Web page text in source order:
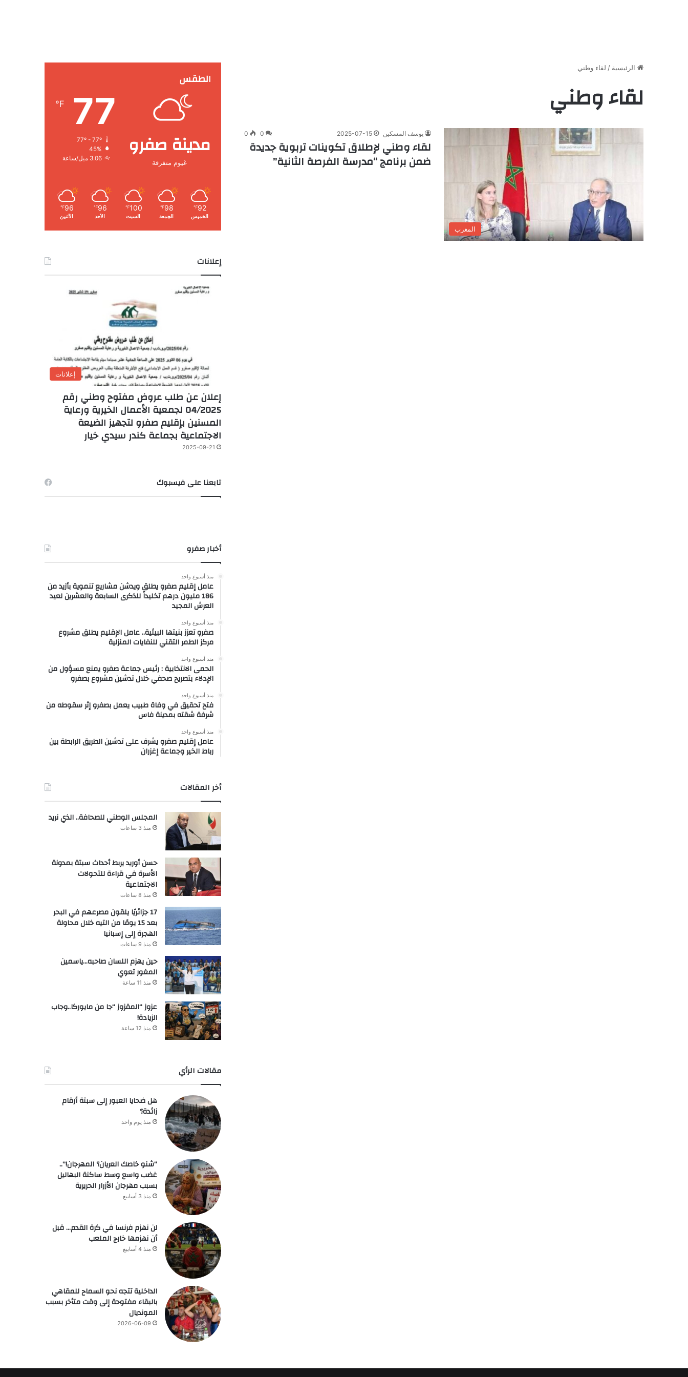
الرئيسية / لقاء وطني
لقاء وطني
المغرب
يوسف المسكين 2025-07-15
0
0
لقاء وطني لإطلاق تكوينات تربوية جديدة
ضمن برنامج “مدرسة الفرصة الثانية”
الطقس
مدينة صفرو
غيوم متفرقة
77
℉
77º - 77º
45%
3.06 ميل/ساعة
92
℉
الخميس
98
℉
الجمعة
100
℉
السبت
96
℉
الأحد
96
℉
الأثنين
إعلانات
إعلانات
إعلان عن طلب عروض مفتوح وطني رقم
04/2025 لجمعية الأعمال الخيرية ورعاية
المسنين بإقليم صفرو لتجهيز الضيعة
الاجتماعية بجماعة كندر سيدي خيار
2025-09-21
تابعنا على فيسبوك
أخبار صفرو
منذ أسبوع واحد
عامل إقليم صفرو يطلق ويدشن مشاريع تنموية بأزيد من
186 مليون درهم تخليداً للذكرى السابعة والعشرين لعيد
العرش المجيد
منذ أسبوع واحد
صفرو تعزز بنيتها البيئية.. عامل الإقليم يطلق مشروع
مركز الطمر التقني للنفايات المنزلية
منذ أسبوع واحد
الحمى الانتخابية : رئيس جماعة صفرو يمنع مسؤول من
الإدلاء بتصريح صحفي خلال تدشين مشروع بصفرو
منذ أسبوع واحد
فتح تحقيق في وفاة طبيب يعمل بصفرو إثر سقوطه من
شرفة شقته بمدينة فاس
منذ أسبوع واحد
عامل إقليم صفرو يشرف على تدشين الطريق الرابطة بين
رباط الخير وجماعة إغزران
أخر المقالات
المجلس الوطني للصحافة.. الذي نريد
منذ 3 ساعات
حسن أوريد يربط أحداث سبتة بمدونة
الأسرة في قراءة للتحولات
الاجتماعية
منذ 8 ساعات
17 جزائريًا يلقون مصرعهم في البحر
بعد 15 يومًا من التيه خلال محاولة
الهجرة إلى إسبانيا
منذ 9 ساعات
حين يهزم اللسان صاحبه…ياسمين
المغور تعوي
منذ 11 ساعة
عزوز “المقزوز “جا من مايوركا..وجاب
الزيادة!
منذ 12 ساعة
مقالات الرأي
هل ضحايا العبور إلى سبتة أرقام
زائدة؟
منذ يوم واحد
“شنو خاصك العريان؟ المهرجان!”..
غضب واسع وسط ساكنة البهاليل
بسبب مهرجان الأزرار الحريرية
منذ 3 أسابيع
لن نهزم فرنسا في كرة القدم… قبل
أن نهزمها خارج الملعب
منذ 4 أسابيع
الداخلية تتجه نحو السماح للمقاهي
بالبقاء مفتوحة إلى وقت متأخر بسبب
المونديال
2026-06-09